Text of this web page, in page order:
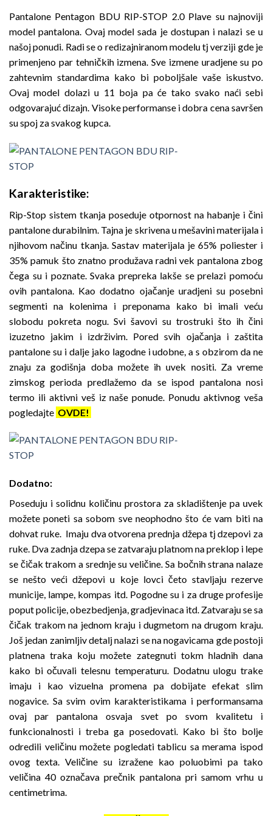
Pantalone Pentagon BDU RIP-STOP 2.0 Plave su najnoviji
model pantalona. Ovaj model sada je dostupan i nalazi se u
našoj ponudi. Radi se o redizajniranom modelu tj verziji gde je
primenjeno par tehničkih izmena. Sve izmene uradjene su po
zahtevnim standardima kako bi poboljšale vaše iskustvo.
Ovaj model dolazi u 11 boja pa će tako svako naći sebi
odgovarajuć dizajn. Visoke performanse i dobra cena savršen
su spoj za svakog kupca.
Karakteristike:
Rip-Stop sistem tkanja poseduje otpornost na habanje i čini
pantalone durabilnim. Tajna je skrivena u mešavini materijala i
njihovom načinu tkanja. Sastav materijala je 65% poliester i
35% pamuk što znatno produžava radni vek pantalona zbog
čega su i poznate. Svaka prepreka lakše se prelazi pomoću
ovih pantalona. Kao dodatno ojačanje uradjeni su posebni
segmenti na kolenima i preponama kako bi imali veću
slobodu pokreta nogu. Svi šavovi su trostruki što ih čini
izuzetno jakim i izdrživim. Pored svih ojačanja i zaštita
pantalone su i dalje jako lagodne i udobne, a s obzirom da ne
znaju za godišnja doba možete ih uvek nositi. Za vreme
zimskog perioda predlažemo da se ispod pantalona nosi
termo ili aktivni veš iz naše ponude. Ponudu aktivnog veša
pogledajte OVDE!
Dodatno:
Poseduju i solidnu količinu prostora za skladištenje pa uvek
možete poneti sa sobom sve neophodno što će vam biti na
dohvat ruke. Imaju dva otvorena prednja džepa tj dzepovi za
ruke. Dva zadnja dzepa se zatvaraju platnom na preklop i lepe
se čičak trakom a srednje su veličine. Sa bočnih strana nalaze
se nešto veći džepovi u koje lovci četo stavljaju rezerve
municije, lampe, kompas itd. Pogodne su i za druge profesije
poput policije, obezbedjenja, gradjevinaca itd. Zatvaraju se sa
čičak trakom na jednom kraju i dugmetom na drugom kraju.
Još jedan zanimljiv detalj nalazi se na nogavicama gde postoji
platnena traka koju možete zategnuti tokm hladnih dana
kako bi očuvali telesnu temperaturu. Dodatnu ulogu trake
imaju i kao vizuelna promena pa dobijate efekat slim
nogavice. Sa svim ovim karakteristikama i performansama
ovaj par pantalona osvaja svet po svom kvalitetu i
funkcionalnosti i treba ga posedovati. Kako bi što bolje
odredili veličinu možete pogledati tablicu sa merama ispod
ovog texta. Veličine su izražene kao poluobimi pa tako
veličina 40 označava prečnik pantalona pri samom vrhu u
centimetrima.